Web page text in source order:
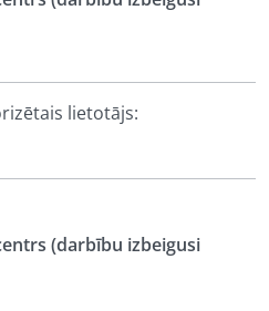
lietotājs:
(darbību izbeigusi